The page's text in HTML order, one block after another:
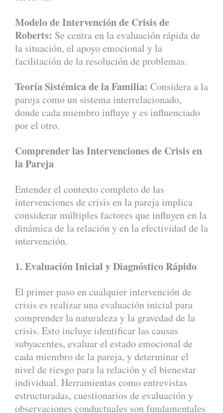
Modelo de Intervención de Crisis de
Roberts: Se centra en la evaluación rápida de
la situación, el apoyo emocional y la
facilitación de la resolución de problemas.
Teoría Sistémica de la Familia: Considera a la
pareja como un sistema interrelacionado,
donde cada miembro influye y es influenciado
por el otro.
Comprender las Intervenciones de Crisis en
la Pareja
Entender el contexto completo de las
intervenciones de crisis en la pareja implica
considerar múltiples factores que influyen en la
dinámica de la relación y en la efectividad de la
intervención.
1. Evaluación Inicial y Diagnóstico Rápido
El primer paso en cualquier intervención de
crisis es realizar una evaluación inicial para
comprender la naturaleza y la gravedad de la
crisis. Esto incluye identificar las causas
subyacentes, evaluar el estado emocional de
cada miembro de la pareja, y determinar el
nivel de riesgo para la relación y el bienestar
individual. Herramientas como entrevistas
estructuradas, cuestionarios de evaluación y
observaciones conductuales son fundamentales